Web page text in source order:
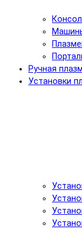
Ручная
Установки